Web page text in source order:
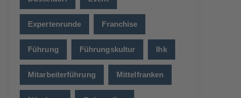
Expertenrunde Franchise
Führung Führungskultur Ihk
Mitarbeiterführung Mittelfranken